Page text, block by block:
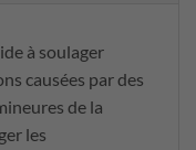
à soulager
causées par des
de la
les